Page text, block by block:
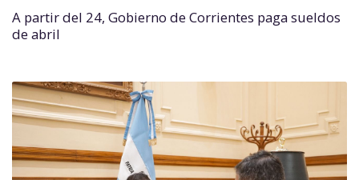
A partir del 24, Gobierno de Corrientes paga sueldos
de abril